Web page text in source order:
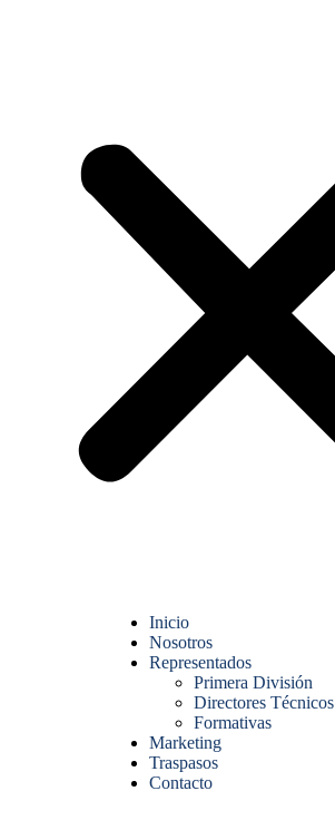
Inicio
Nosotros
Representados
Primera División
Directores Técnicos
Formativas
Marketing
Traspasos
Contacto